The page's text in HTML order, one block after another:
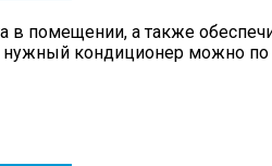
помещении, а также
нужный кондиционер можно